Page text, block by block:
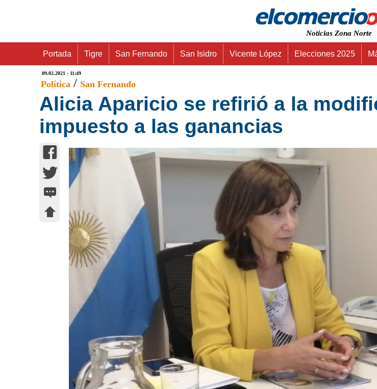
Noticias Zona Norte
Portada Tigre San Fernando San Isidro Vicente López Elecciones 2025
09.02.2021 - 11:49
Política / San Fernando
Alicia Aparicio se refirió a la
impuesto a las ganancias